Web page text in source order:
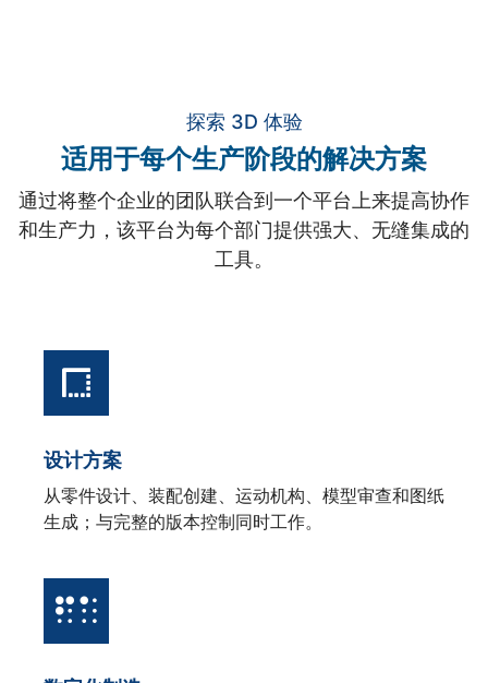
探索 3D 体验
适用于每个生产阶段的解决方案
通过将整个企业的团队联合到一个平台上来提高协作
和生产力，该平台为每个部门提供强大、无缝集成的
工具。
设计方案
从零件设计、装配创建、运动机构、模型审查和图纸
生成；与完整的版本控制同时工作。